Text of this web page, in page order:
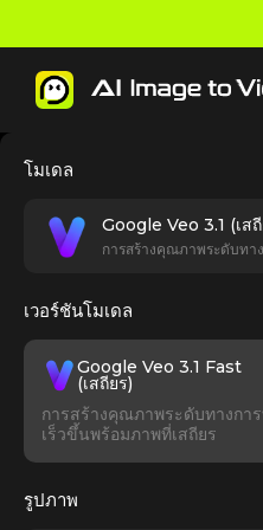
โมเดล
Google Veo 3.1 (เส
การสร้างคุณภาพระดับทา
เวอร์ชันโมเดล
Google Veo 3.1 Fast
(เสถียร)
การสร้างคุณภาพระดับทางกา
เร็วขึ้นพร้อมภาพที่เสถียร
รูปภาพ